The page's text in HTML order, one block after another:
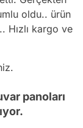
oldu.. ürün
Hızlı kargo ve
panoları